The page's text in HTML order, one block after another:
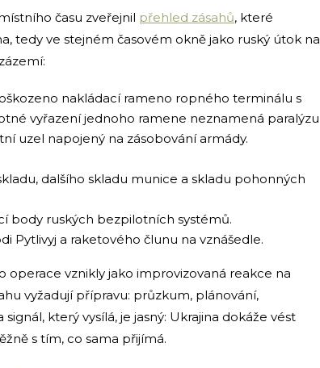
času zveřejnil přehled zásahů, které
tedy ve stejném časovém okně jako ruský útok na
nakládací rameno ropného terminálu s
vyřazení jednoho ramene neznamená paralýzu
uzel napojený na zásobování armády.
dalšího skladu munice a skladu pohonných
body ruských bezpilotních systémů.
Pytlivyj a raketového člunu na vznášedle.
operace vznikly jako improvizovaná reakce na
vyžadují přípravu: průzkum, plánování,
který vysílá, je jasný: Ukrajina dokáže vést
s tím, co sama přijímá.